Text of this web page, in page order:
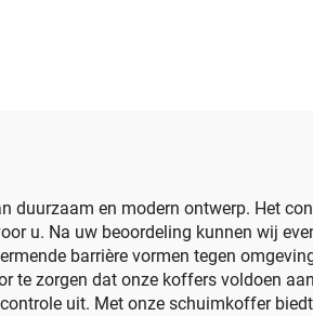
en modern ontwerp. Het
u. Na uw beoordeling kunnen wij
barrière vormen tegen
zorgen dat onze koffers voldoen
uit. Met onze schuimkoffer